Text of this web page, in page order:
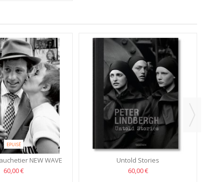
EPUISÉ
NEW WAVE
60,00 €
Untold Stories
60,00 €